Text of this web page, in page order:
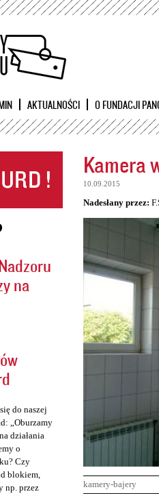
AKTUALNOŚCI O FUNDACJI
na
do naszej
„Oburzamy
działania
o
Czy
blokiem,
np. przez
Kamera
10.09.2015
Nadesłany przez:
kamery-bajery